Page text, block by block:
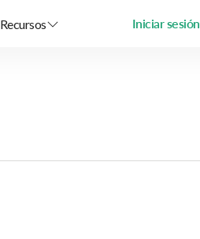
Recursos Iniciar sesión